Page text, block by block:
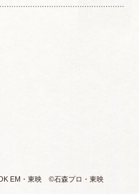
EM・東映 ©石森プロ・東映